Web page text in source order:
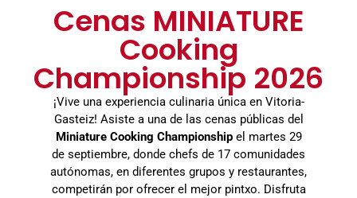
Cenas MINIATURE
Cooking
Championship 2026
¡Vive una experiencia culinaria única en Vitoria-
Gasteiz! Asiste a una de las cenas públicas del
Miniature Cooking Championshipel martes 29
de septiembre, donde chefs de 17 comunidades
autónomas, en diferentes grupos y restaurantes,
competirán por ofrecer el mejor pintxo. Disfruta